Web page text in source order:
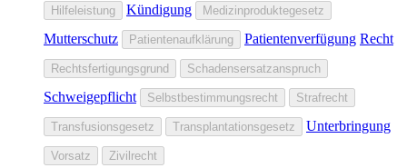
Hilfeleistung Kündigung Medizinproduktegesetz
Mutterschutz Patientenaufklärung Patientenverfügung Recht
Rechtsfertigungsgrund Schadensersatzanspruch
Schweigepflicht Selbstbestimmungsrecht Strafrecht
Transfusionsgesetz Transplantationsgesetz Unterbringung
Vorsatz Zivilrecht